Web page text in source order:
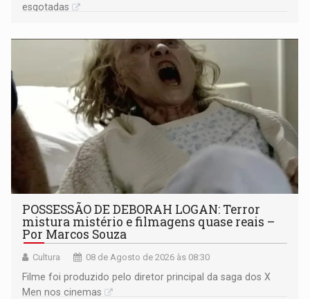
esgotadas
POSSESSÃO DE DEBORAH LOGAN: Terror
mistura mistério e filmagens quase reais –
Por Marcos Souza
Cultura 08 de Agosto de 2026 às 08:30
Filme foi produzido pelo diretor principal da saga dos X
Men nos cinemas